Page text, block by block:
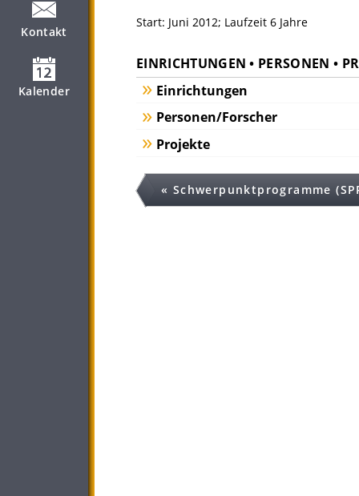
Kontakt
Kalender
Start: Juni 2012; Laufzeit 6 Jahre
EINRICHTUNGEN • PERSONEN •
Einrichtungen
Personen/Forscher
Projekte
« Schwerpunktprogramme